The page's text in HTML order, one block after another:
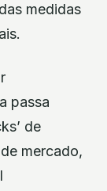
medidas
passa
de
mercado,